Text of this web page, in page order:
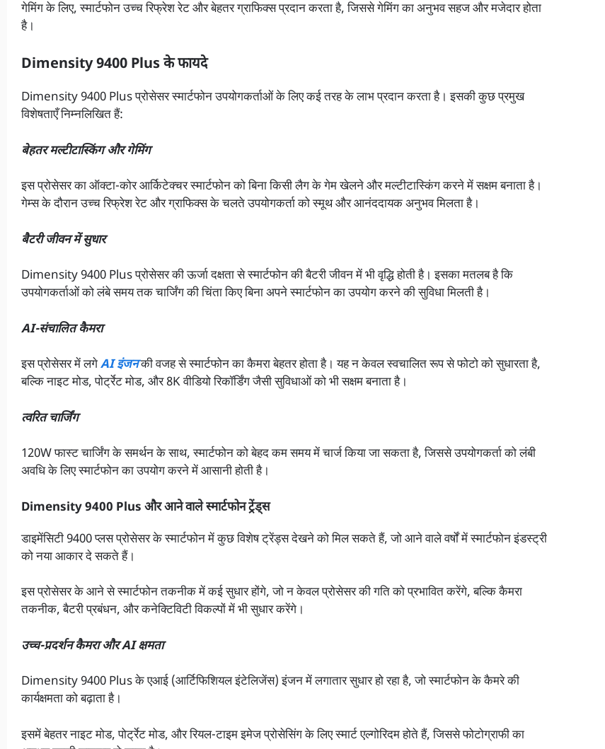
गेमिंग के लिए, स्मार्टफोन उच्च रिफ्रेश रेट और बेहतर ग्राफिक्स प्रदान करता है, जिससे गेमिंग का अनुभव सहज और मजेदार होता
है।
Dimensity 9400 Plus के फायदे
Dimensity 9400 Plus प्रोसेसर स्मार्टफोन उपयोगकर्ताओं के लिए कई तरह के लाभ प्रदान करता है। इसकी कुछ प्रमुख
विशेषताएँ निम्नलिखित हैं:
बेहतर मल्टीटास्किंग और गेमिंग
इस प्रोसेसर का ऑक्टा-कोर आर्किटेक्चर स्मार्टफोन को बिना किसी लैग के गेम खेलने और मल्टीटास्किंग करने में सक्षम बनाता है।
गेम्स के दौरान उच्च रिफ्रेश रेट और ग्राफिक्स के चलते उपयोगकर्ता को स्मूथ और आनंददायक अनुभव मिलता है।
बैटरी जीवन में सुधार
Dimensity 9400 Plus प्रोसेसर की ऊर्जा दक्षता से स्मार्टफोन की बैटरी जीवन में भी वृद्धि होती है। इसका मतलब है कि
उपयोगकर्ताओं को लंबे समय तक चार्जिंग की चिंता किए बिना अपने स्मार्टफोन का उपयोग करने की सुविधा मिलती है।
AI-संचालित कैमरा
इस प्रोसेसर में लगेAI इंजनकी वजह से स्मार्टफोन का कैमरा बेहतर होता है। यह न केवल स्वचालित रूप से फोटो को सुधारता है,
बल्कि नाइट मोड, पोर्ट्रेट मोड, और 8K वीडियो रिकॉर्डिंग जैसी सुविधाओं को भी सक्षम बनाता है।
त्वरित चार्जिंग
120W फास्ट चार्जिंग के समर्थन के साथ, स्मार्टफोन को बेहद कम समय में चार्ज किया जा सकता है, जिससे उपयोगकर्ता को लंबी
अवधि के लिए स्मार्टफोन का उपयोग करने में आसानी होती है।
Dimensity 9400 Plus और आने वाले स्मार्टफोन ट्रेंड्स
डाइमेंसिटी 9400 प्लस प्रोसेसर के स्मार्टफोन में कुछ विशेष ट्रेंड्स देखने को मिल सकते हैं, जो आने वाले वर्षों में स्मार्टफोन इंडस्ट्री
को नया आकार दे सकते हैं।
इस प्रोसेसर के आने से स्मार्टफोन तकनीक में कई सुधार होंगे, जो न केवल प्रोसेसर की गति को प्रभावित करेंगे, बल्कि कैमरा
तकनीक, बैटरी प्रबंधन, और कनेक्टिविटी विकल्पों में भी सुधार करेंगे।
उच्च-प्रदर्शन कैमरा और AI क्षमता
Dimensity 9400 Plus के एआई (आर्टिफिशियल इंटेलिजेंस) इंजन में लगातार सुधार हो रहा है, जो स्मार्टफोन के कैमरे की
कार्यक्षमता को बढ़ाता है।
इसमें बेहतर नाइट मोड, पोर्ट्रेट मोड, और रियल-टाइम इमेज प्रोसेसिंग के लिए स्मार्ट एल्गोरिदम होते हैं, जिससे फोटोग्राफी का